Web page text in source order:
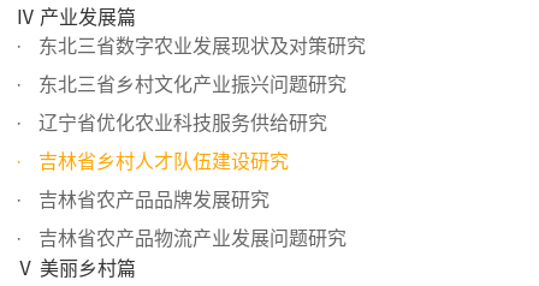
Ⅳ 产业发展篇
东北三省数字农业发展现状及对策研究
东北三省乡村文化产业振兴问题研究
辽宁省优化农业科技服务供给研究
吉林省乡村人才队伍建设研究
吉林省农产品品牌发展研究
吉林省农产品物流产业发展问题研究
Ⅴ 美丽乡村篇